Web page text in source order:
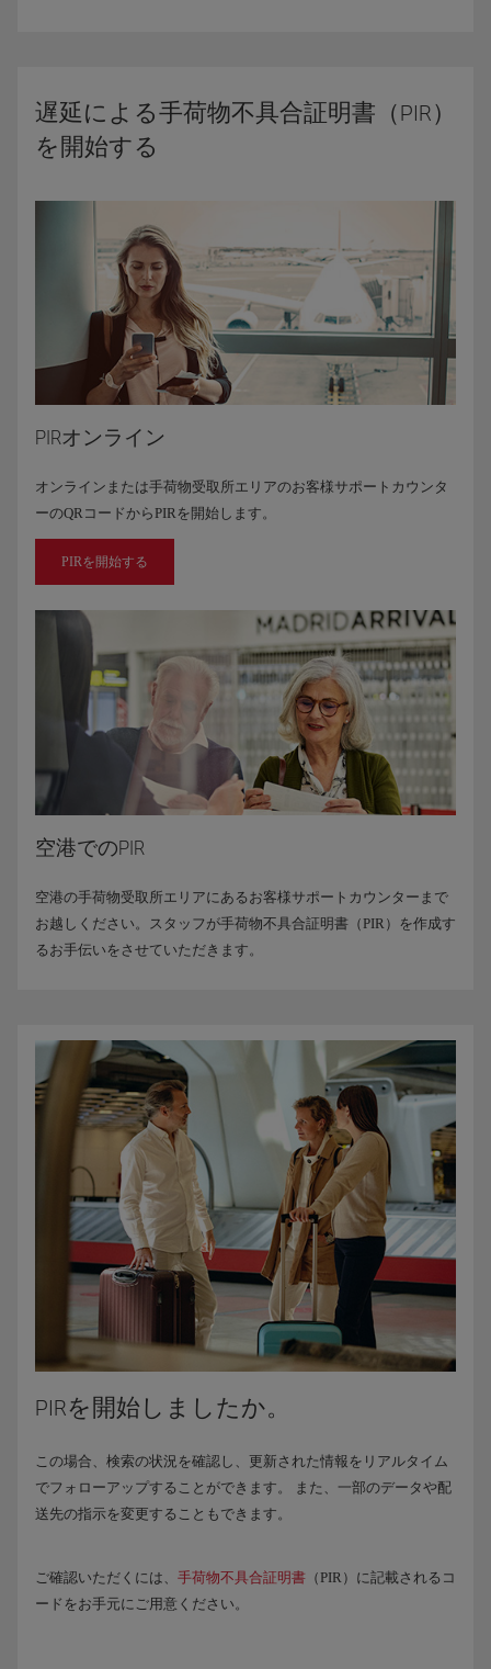
遅延による手荷物不具合証明書（PIR）
を開始する
PIRオンライン
オンラインまたは手荷物受取所エリアのお客様サポートカウンタ
ーのQRコードからPIRを開始します。
PIRを開始する
空港でのPIR
空港の手荷物受取所エリアにあるお客様サポートカウンターまで
お越しください。スタッフが手荷物不具合証明書（PIR）を作成す
るお手伝いをさせていただきます。
PIRを開始しましたか。
この場合、検索の状況を確認し、更新された情報をリアルタイム
でフォローアップすることができます。 また、一部のデータや配
送先の指示を変更することもできます。
ご確認いただくには、 手荷物不具合証明書 （PIR）に記載されるコ
ードをお手元にご用意ください。